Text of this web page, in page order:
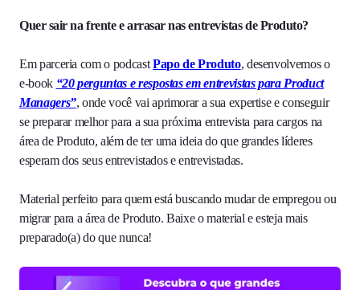
Quer sair na frente e arrasar nas entrevistas de Produto?
Em parceria com o podcastPapo de Produto, desenvolvemos o
e-book “20 perguntas e respostas em entrevistas para Product
Managers”, onde você vai aprimorar a sua expertise e conseguir
se preparar melhor para a sua próxima entrevista para cargos na
área de Produto, além de ter uma ideia do que grandes líderes
esperam dos seus entrevistados e entrevistadas.
Material perfeito para quem está buscando mudar de empregou ou
migrar para a área de Produto. Baixe o material e esteja mais
preparado(a) do que nunca!